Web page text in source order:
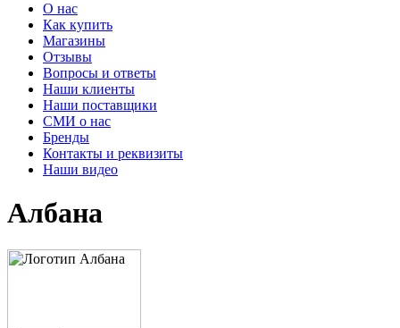
О нас
Как купить
Магазины
Отзывы
Вопросы и ответы
Наши клиенты
Наши поставщики
СМИ о нас
Бренды
Контакты и реквизиты
Наши видео
Албана